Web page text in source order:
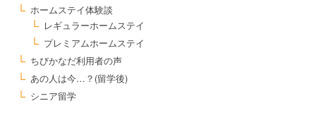
ホームステイ体験談
レギュラーホームステイ
プレミアムホームステイ
ちびかなだ利用者の声
あの人は今…？(留学後)
シニア留学